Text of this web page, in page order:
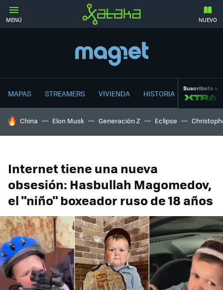
MENÚ NUEVO
MAPAS STREAMERS VIVIENDA HISTORIA Suscríbete a
HOY SE HABLA DE
China Elon Musk Generación Z Eclipse
Internet tiene una nueva
obsesión: Hasbullah Magomedov,
el "niño" boxeador ruso de 18 años